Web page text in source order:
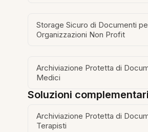
Storage Sicuro di Documenti
Organizzazioni Non Profit
Archiviazione Protetta di
Medici
Soluzioni complementari
Archiviazione Protetta di
Terapisti